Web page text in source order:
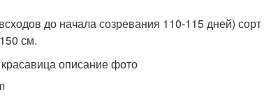
до начала созревания 110-115 дней)
см.